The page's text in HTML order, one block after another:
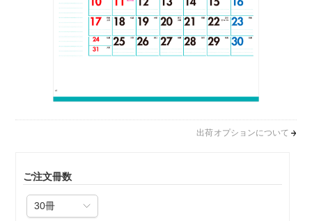
出荷オプションについて
ご注文冊数